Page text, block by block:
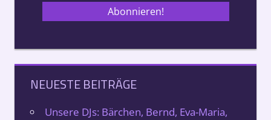
NEUESTE BEITRÄGE
Unsere DJs: Bärchen, Bernd, Eva-Maria,